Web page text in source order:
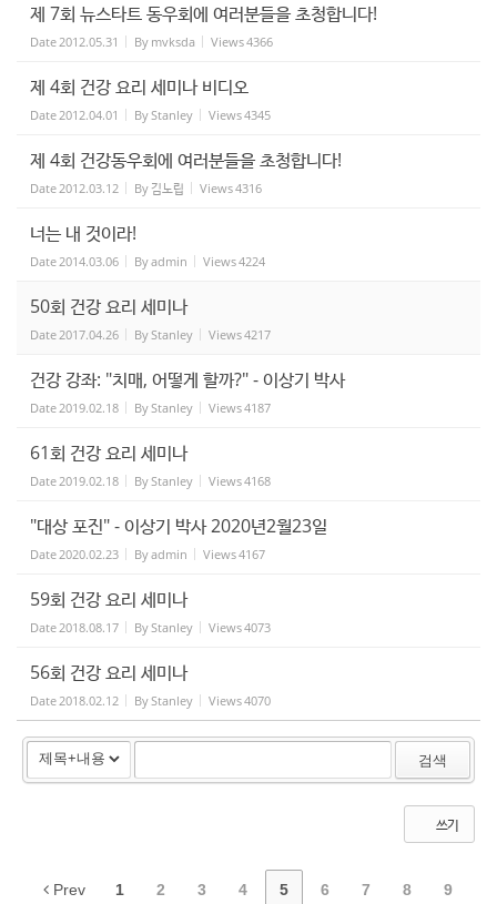
제 7회 뉴스타트 동우회에 여러분들을 초청합니다!
Date2012.05.31 By mvksda Views4366
제 4회 건강 요리 세미나 비디오
Date2012.04.01 ByStanley Views4345
제 4회 건강동우회에 여러분들을 초청합니다!
Date2012.03.12 By 김노립 Views4316
너는 내 것이라!
Date2014.03.06 Byadmin Views4224
50회 건강 요리 세미나
Date2017.04.26 ByStanley Views4217
건강 강좌: "치매, 어떻게 할까?" - 이상기 박사
Date2019.02.18 ByStanley Views4187
61회 건강 요리 세미나
Date2019.02.18 ByStanley Views4168
"대상 포진" - 이상기 박사 2020년2월23일
Date2020.02.23 Byadmin Views4167
59회 건강 요리 세미나
Date2018.08.17 ByStanley Views4073
56회 건강 요리 세미나
Date2018.02.12 ByStanley Views4070
검색
쓰기
Prev 1 2 3 4 5 6 7 8 9